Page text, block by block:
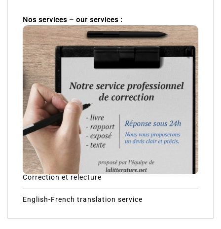
Nos services – our services :
Correction et relecture
English-French translation service